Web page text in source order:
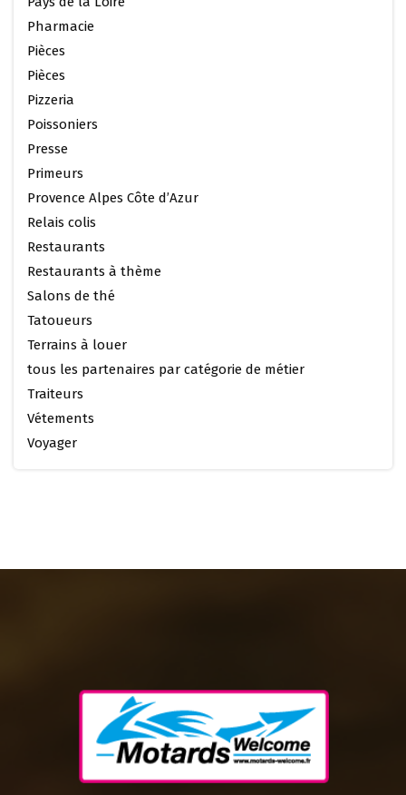
Pharmacie
Pièces
Pièces
Pizzeria
Poissoniers
Presse
Primeurs
Provence Alpes Côte d’Azur
Relais colis
Restaurants
Restaurants à thème
Salons de thé
Tatoueurs
Terrains à louer
tous les partenaires par catégorie de métier
Traiteurs
Vétements
Voyager